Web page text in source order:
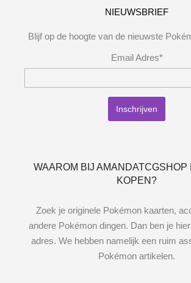
NIEUWSBRIEF
Blijf op de hoogte van de nieuwste
Email Adres*
WAAROM BIJ AMANDATCGSHOP
KOPEN?
Zoek je originele Pokémon kaarten,
andere Pokémon dingen. Dan ben je
adres. We hebben namelijk een ruim
Pokémon artikelen.